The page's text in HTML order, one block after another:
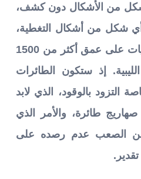
من الأشكال دون كشف،
شكل من أشكال التغطية،
لتقوم طائرات بتنفيذ عمليات على عمق أكثر من 1500
إذ ستكون الطائرات
التزود بالوقود، الذي لابد
طائرة، والأمر الذي
الصعب عدم رصده على